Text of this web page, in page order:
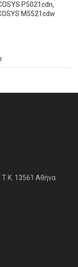
P5021cdn,
M5521cdw
Τ.Κ. 13561 Αθήνα